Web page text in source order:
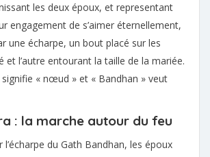
les deux époux, et representant
engagement de s’aimer éternellement,
une écharpe, un bout placé sur les
et l’autre entourant la taille de la mariée.
« nœud » et « Bandhan » veut
: la marche autour du feu
du Gath Bandhan, les époux